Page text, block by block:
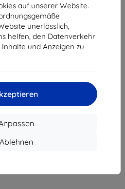
auf unserer Website.
unerlässlich,
helfen, den Datenverkehr
und Anzeigen zu
Ablehnen